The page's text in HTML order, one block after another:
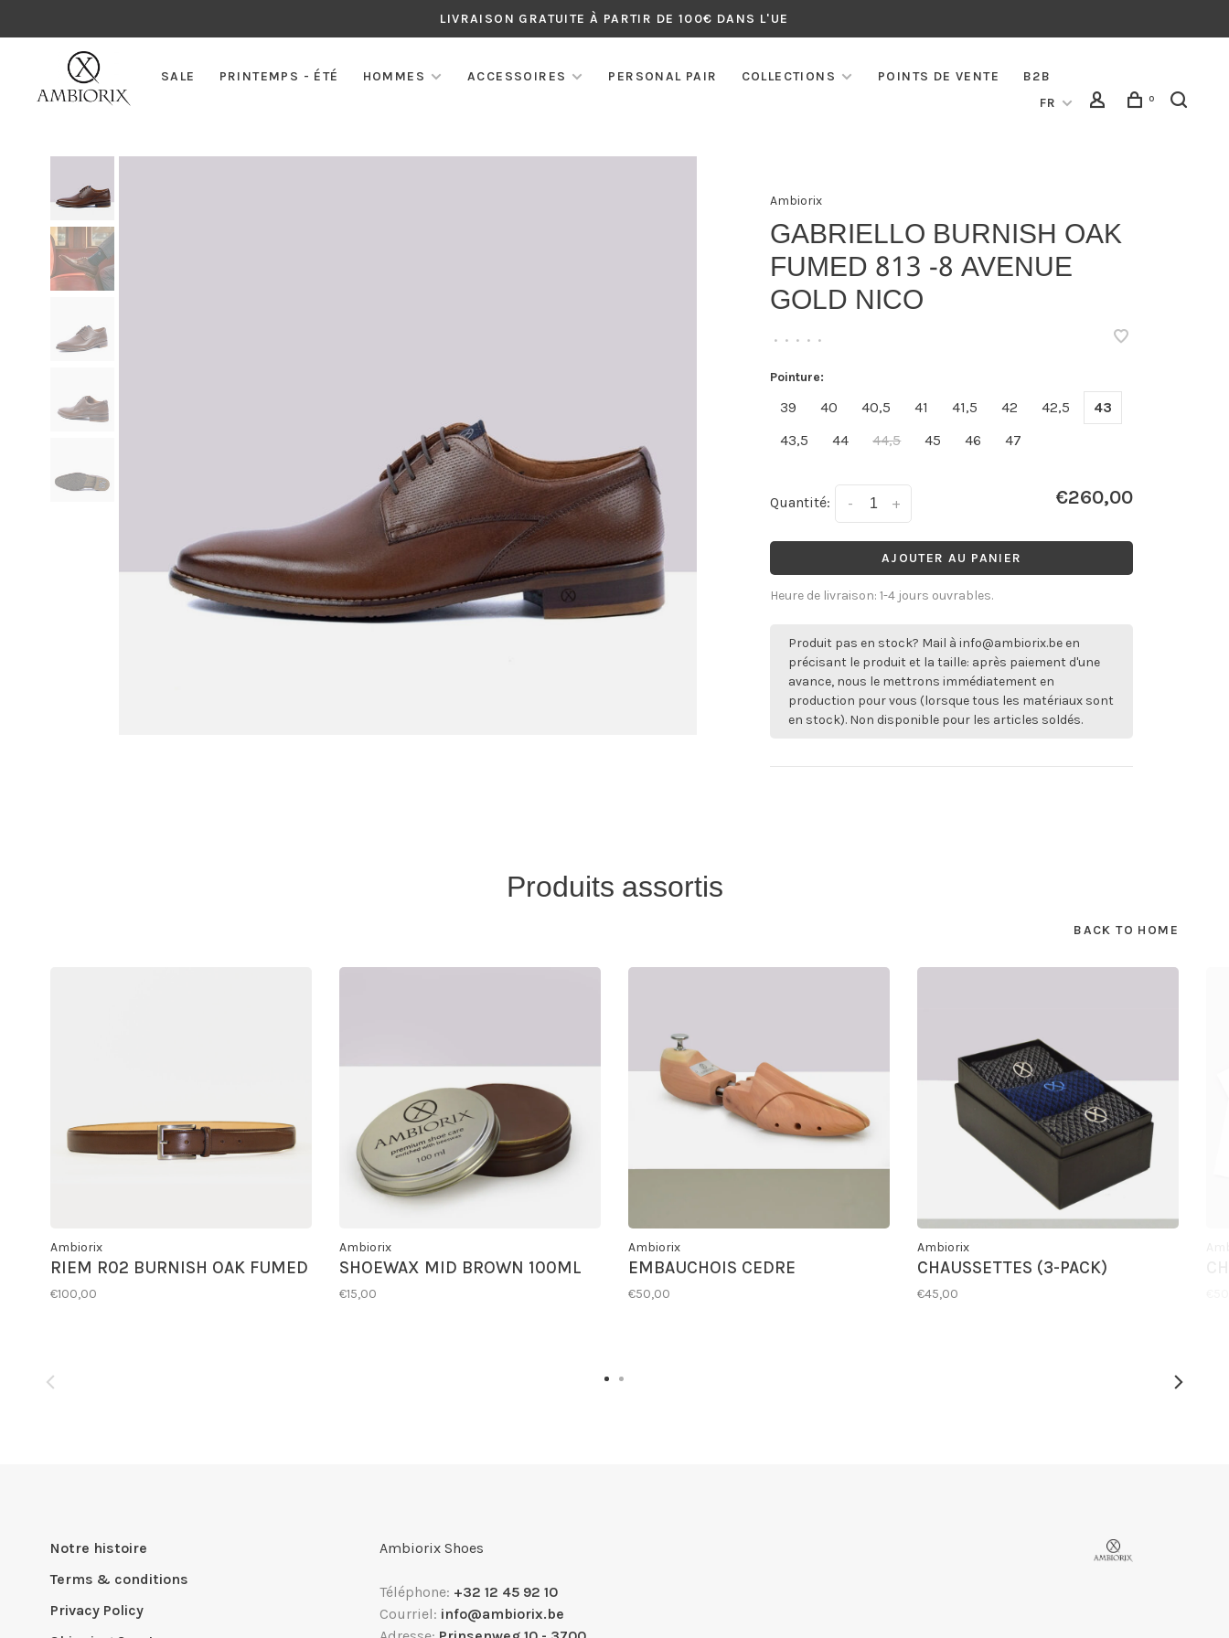
LIVRAISON GRATUITE À PARTIR DE 100€ DANS L'UE
SALE PRINTEMPS - ÉTÉ HOMMES ACCESSOIRES PERSONAL PAIR COLLECTIONS POINTS DE VENTE
B2B
FR
0
Ambiorix
GABRIELLO BURNISH OAK
FUMED 813 -8 AVENUE
GOLD NICO
• • • • •
Pointure:
39 40 40,5 41 41,5 42 42,5
43
43,5
44 44,5 45 46 47
Quantité: +
- €260,00
AJOUTER AU PANIER
Heure de livraison: 1-4 jours ouvrables.
Produit pas en stock? Mail àinfo@ambiorix.be en
précisant le produit et la taille: après paiement d'une
avance, nous le mettrons immédiatement en
production pour vous (lorsque tous les matériaux sont
en stock). Non disponible pour les articles soldés.
Produits assortis
BACK TO HOME
Ambiorix
RIEM R02 BURNISH OAK FUMED
€100,00
Ambiorix
SHOEWAX MID BROWN 100ML
€15,00
Ambiorix
EMBAUCHOIS CEDRE
€50,00
Ambiorix
CHAUSSETTES (3-PACK)
€45,00
Notre histoire
Terms & conditions
Privacy Policy
Ambiorix Shoes
Téléphone: +32 12 45 92 10
Courriel: info@ambiorix.be